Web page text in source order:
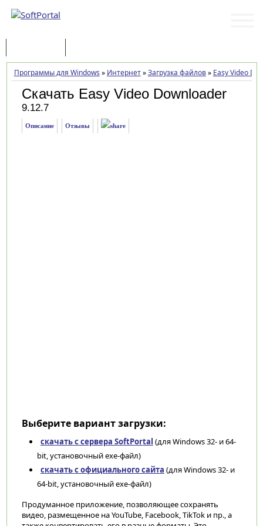
Программы для Windows » Интернет»Загрузка файлов» Easy Video
Скачать Easy Video Downloader
9.12.7
Описание Отзывы
Выберите вариант загрузки:
скачать с сервера SoftPortal (для Windows 32- и 64-
bit, установочный exe-файл)
скачать с официального сайта (для Windows 32- и
64-bit, установочный exe-файл)
Продуманное приложение, позволяющее сохранять
видео, размещенное на YouTube, Facebook, TikTok и пр., а